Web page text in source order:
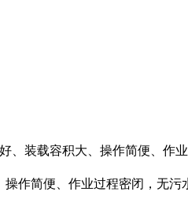
装载容积大、操作简便、作
作简便、作业过程密闭，无